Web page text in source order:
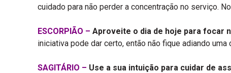
cuidado para não perder a concentração no serviço.
ESCORPIÃO – Aproveite o dia de hoje para focar
iniciativa pode dar certo, então não fique adiando
SAGITÁRIO – Use a sua intuição para cuidar de